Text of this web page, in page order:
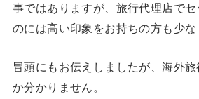
事ではありますが、旅行代理店で
のには高い印象をお持ちの方も少な
冒頭にもお伝えしましたが、海外
か分かりません。